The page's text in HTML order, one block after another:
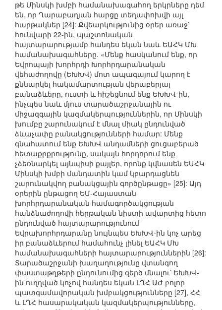
թե Մինսկի խմբի համանախագահող երկրները դեմ
են, որ Ղարաբաղյան հարցը տեղափոխվի այլ
հարթակներ [24]: Քվեարկությունից օրեր առաջ՝
հունվարի 22-ին, պաշտոնական
հայտարարությամբ հանդես եկան նաև ԵԱՀԿ ՄԽ
համանախագահները. «Մենք հասկանում ենք, որ
Եվրոպայի խորհրդի Խորհրդարանական
վեհաժողովը (ԵԽԽՎ) մոտ ապագայում կարող է
քննարկել հակամարտության վերաբերյալ
բանաձևերը, ուստի և հիշեցնում ենք ԵԽԽՎ-ին,
ինչպես նաև մյուս տարածաշրջանային ու
միջազգային կազմակերպություններին, որ Մինսկի
խումբը շարունակում է մնալ միակ ընդունված
ձևաչափը բանակցությունների համար: Մենք
գնահատում ենք ԵԽԽՎ անդամների ցուցաբերած
հետաքրքրությունը, սակայն հորդորում ենք
չձեռնարկել այնպիսի քայլեր, որոնք կվնասեն ԵԱՀԿ
Մինսկի խմբի մանդատին կամ կբարդացնեն
շարունակվող բանակցային գործընթացը» [25]: Այդ
օրերին ընթացող ԵՄ-Հայաստան
խորհրդարանական համագործակցության
հանձնաժողովի հերթական նիստի ավարտից հետո
ընդունված հայտարարությունում
Եվրախորհրդարանը նույնպես ԵԽԽՎ-ին կոչ արեց
իր բանաձևերում համահունչ լինել ԵԱՀԿ ՄԽ
համանախագահների հայտարարություններին [26]:
Տարածաշրջանի խաղաղությունը վտանգող
փաստաթղթերի ընդունումից զերծ մնալու՝ ԵԽԽՎ-
ին ուղղված կոչով հանդես եկան ԼՂՀ ԱԺ բոլոր
պատգամավորական խմբակցությունները [27], ՀՀ
և ԼՂՀ հասարակական կազմակերպությունները,